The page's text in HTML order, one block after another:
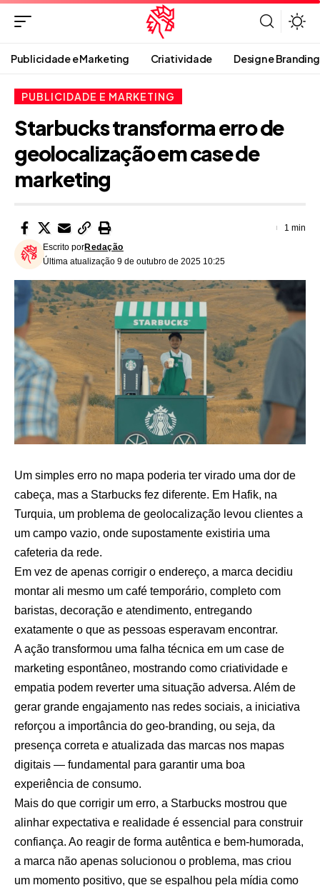
Publicidade e Marketing Criatividade Design e Branding
PUBLICIDADE E MARKETING
Starbucks transforma erro de
geolocalização em case de
marketing
Última atualização 9 de outubro de 2025 10:25
Escrito porRedação
1 min
Um simples erro no mapa poderia ter virado uma dor de
cabeça, mas a Starbucks fez diferente. Em Hafik, na
Turquia, um problema de geolocalização levou clientes a
um campo vazio, onde supostamente existiria uma
cafeteria da rede.
Em vez de apenas corrigir o endereço, a marca decidiu
montar ali mesmo um café temporário, completo com
baristas, decoração e atendimento, entregando
exatamente o que as pessoas esperavam encontrar.
A ação transformou uma falha técnica em um case de
marketing espontâneo, mostrando como criatividade e
empatia podem reverter uma situação adversa. Além de
gerar grande engajamento nas redes sociais, a iniciativa
reforçou a importância do geo-branding, ou seja, da
presença correta e atualizada das marcas nos mapas
digitais — fundamental para garantir uma boa
experiência de consumo.
Mais do que corrigir um erro, a Starbucks mostrou que
alinhar expectativa e realidade é essencial para construir
confiança. Ao reagir de forma autêntica e bem-humorada,
a marca não apenas solucionou o problema, mas criou
um momento positivo, que se espalhou pela mídia como